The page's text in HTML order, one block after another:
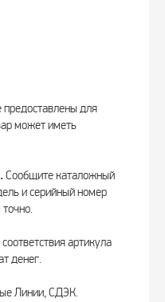
для
может иметь
Сообщите каталожный
и серийный номер
артикула
денег.
Линии, СДЭК.